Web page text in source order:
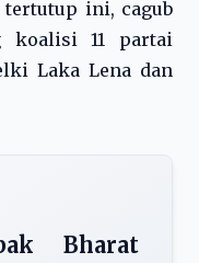
ini, cagub
koalisi 11 partai
Laka Lena dan
Bharat